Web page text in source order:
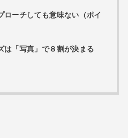
ローチしても意味ない（ポイ
は「写真」で８割が決まる